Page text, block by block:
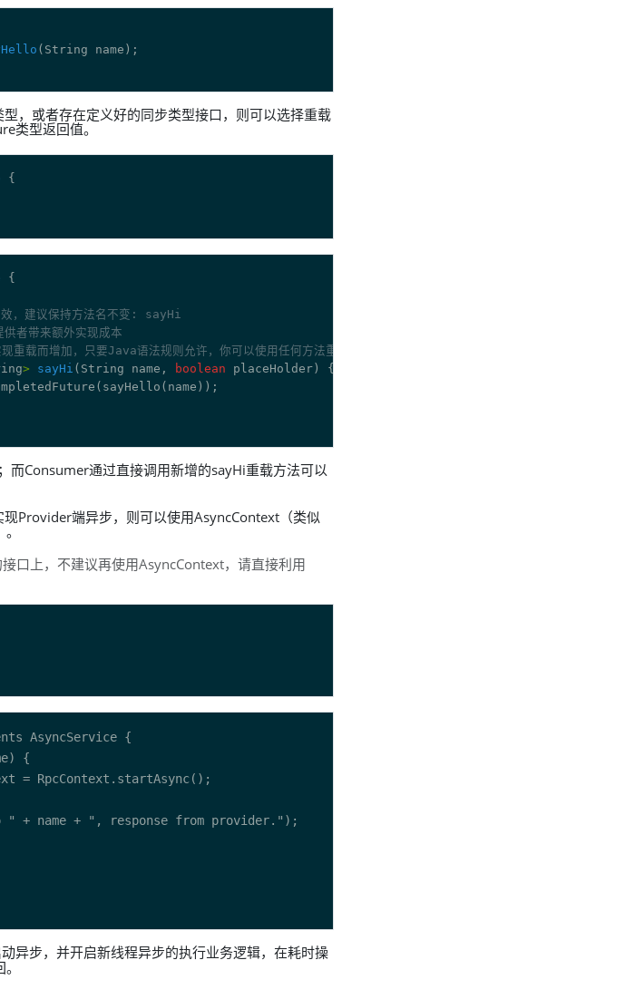
，或者存在定义好的同步类型接口，则可以选择重载
类型返回值。
，建议保持方法名不变: sayHi
者带来额外实现成本
而增加，只要Java语法规则允许，你可以使用任何方法重载手段
> sayHi (String name, boolean
而Consumer通过直接调用新增的sayHi重载方法可以
Provider端异步，则可以使用AsyncContext（类似
口上，不建议再使用AsyncContext，请直接利用
异步，并开启新线程异步的执行业务逻辑，在耗时操